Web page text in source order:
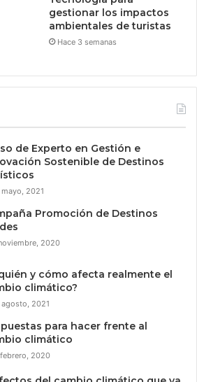
gestionar los impactos
ambientales de turistas
Hace 3 semanas
de Experto en Gestión e
Sostenible de Destinos
mayo, 2021
Promoción de Destinos
2020
y cómo afecta realmente el
climático?
agosto, 2021
para hacer frente al
climático
febrero, 2020